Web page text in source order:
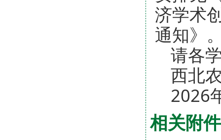
济学术
通知》
请各
西北
2026
相关附件